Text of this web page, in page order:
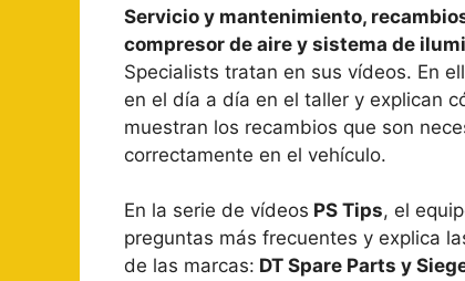
Servicio y mantenimiento,
compresor de aire y sistema de
Specialists tratan en sus vídeos. En
en el día a día en el taller y explican
muestran los recambios que son
correctamente en el vehículo.
En la serie de vídeos PS Tips, el
preguntas más frecuentes y explica
de las marcas: DT Spare Parts y